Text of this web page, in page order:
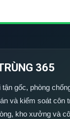
365
gốc, phòng
và kiểm soát côn
kho xưởng và